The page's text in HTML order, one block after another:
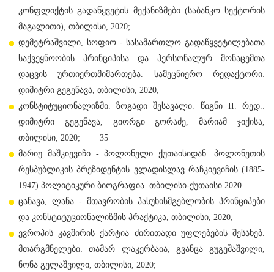
კონფლიქტის გადაწყვეტის მექანიზმები (საბანკო სექტორის
მაგალითი), თბილისი, 2020;
დემეტრაშვილი, სოფიო - სასამართლო გადაწყვეტილებათა
საქვეყნოობის პრინციპისა და პერსონალურ მონაცემთა
დაცვის ურთიერთმიმართება. სამეცნიერო რედაქტორი:
დიმიტრი გეგენავა, თბილისი, 2020;
კონსტიტუციონალიზმი. ზოგადი შესავალი. წიგნი II. რედ.:
დიმიტრი გეგენავა, გიორგი გორაძე, მარიამ ჯიქისა,
თბილისი, 2020; 35
მარიუ მაშკიევიჩი - პოლონელი ქუთაისიდან. პოლონეთის
რესპუბლიკის პრეზიდენტის ვლადისლავ რაჩკიევიჩის (1885-
1947) პოლიტიკური ბიოგრაფია. თბილისი-ქუთაისი 2020
ცანავა, ლანა - მთავრობის პასუხისმგებლობის პრინციპები
და კონსტიტუციონალიზმის პრაქტიკა, თბილისი, 2020;
ევროპის კავშირის ქარტია ძირითადი უფლებების შესახებ.
მთარგმნელები: თამარ ლაკერბაია, გვანცა გუგეშაშვილი,
ნონა გელაშვილი, თბილისი, 2020;